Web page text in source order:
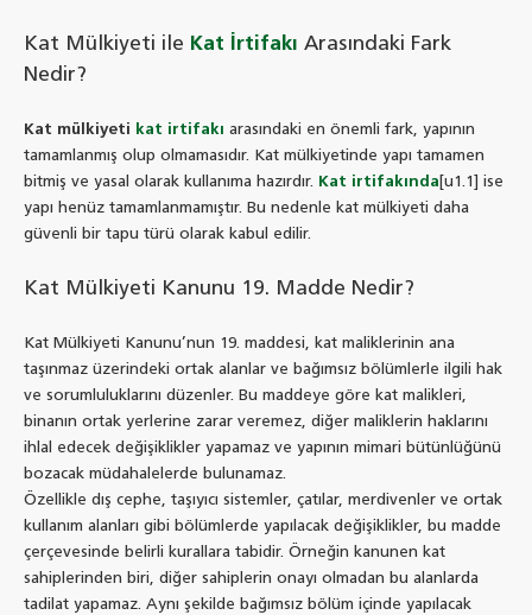
Kat Mülkiyeti ile Kat İrtifakı Arasındaki Fark
Nedir?
Kat mülkiyeti kat irtifakı arasındaki en önemli fark, yapının
tamamlanmış olup olmamasıdır. Kat mülkiyetinde yapı tamamen
bitmiş ve yasal olarak kullanıma hazırdır. Kat irtifakında [u1.1] ise
yapı henüz tamamlanmamıştır. Bu nedenle kat mülkiyeti daha
güvenli bir tapu türü olarak kabul edilir.
Kat Mülkiyeti Kanunu 19. Madde Nedir?
Kat Mülkiyeti Kanunu’nun 19. maddesi, kat maliklerinin ana
taşınmaz üzerindeki ortak alanlar ve bağımsız bölümlerle ilgili hak
ve sorumluluklarını düzenler. Bu maddeye göre kat malikleri,
binanın ortak yerlerine zarar veremez, diğer maliklerin haklarını
ihlal edecek değişiklikler yapamaz ve yapının mimari bütünlüğünü
bozacak müdahalelerde bulunamaz.
Özellikle dış cephe, taşıyıcı sistemler, çatılar, merdivenler ve ortak
kullanım alanları gibi bölümlerde yapılacak değişiklikler, bu madde
çerçevesinde belirli kurallara tabidir. Örneğin kanunen kat
sahiplerinden biri, diğer sahiplerin onayı olmadan bu alanlarda
tadilat yapamaz. Aynı şekilde bağımsız bölüm içinde yapılacak